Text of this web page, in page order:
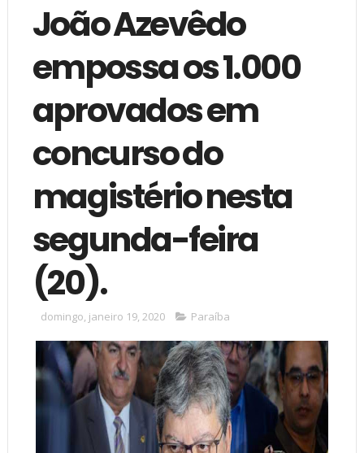
João Azevêdo
empossa os 1.000
aprovados em
concurso do
magistério nesta
segunda-feira
(20).
domingo, janeiro 19, 2020 Paraíba